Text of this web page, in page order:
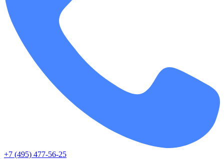
+7 (495) 477-56-25